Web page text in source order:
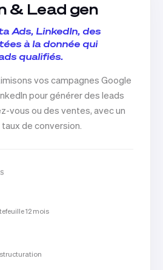
& Lead gen
Ads, LinkedIn, des
à la donnée qui
qualifiés.
vos campagnes Google
pour générer des leads
vous ou des ventes, avec un
taux de conversion.
12 mois